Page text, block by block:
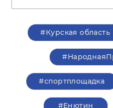
#Курская область
#спортплощадка
#Енютин